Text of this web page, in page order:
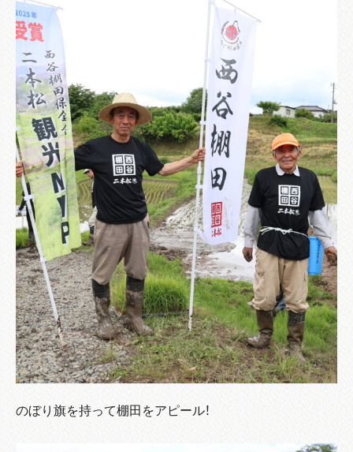
のぼり旗を持って棚田をアピール！